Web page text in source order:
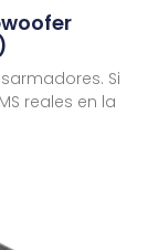
Si
reales en la